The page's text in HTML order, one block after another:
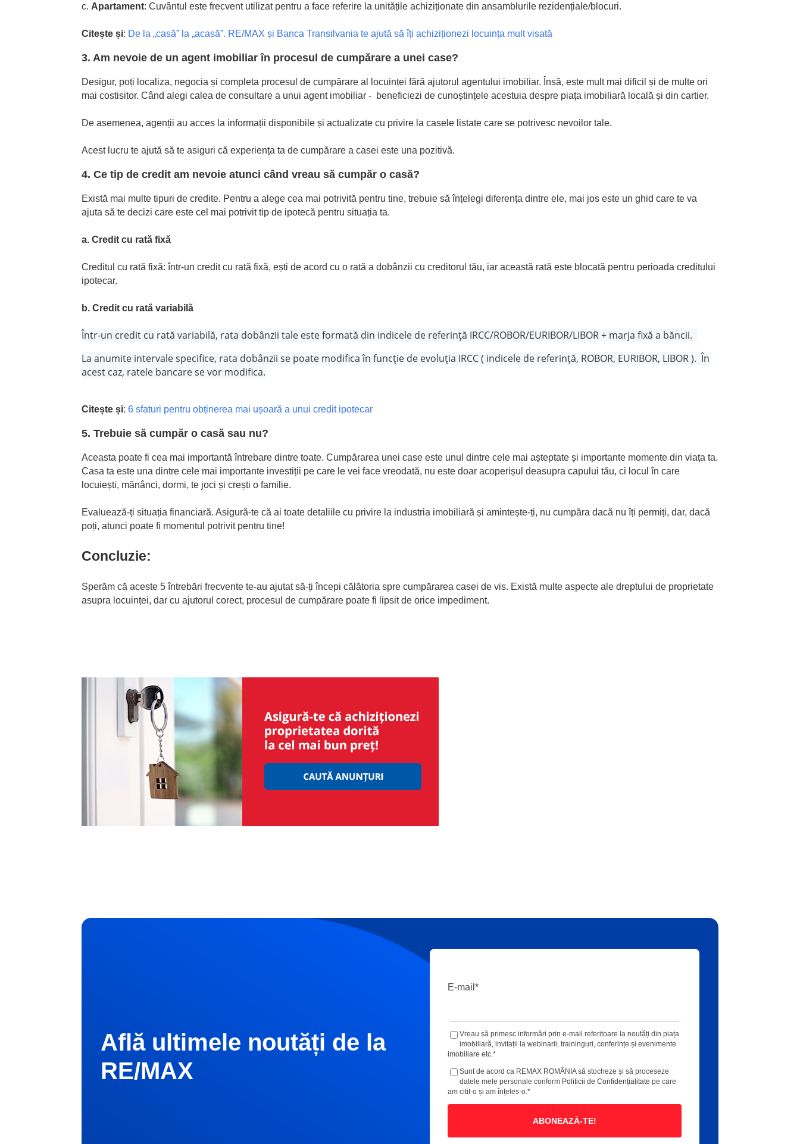
c. Apartament: Cuvântul este frecvent utilizat pentru a face referire la unitățile achiziționate din ansamblurile rezidențiale/blocuri.
Citește și: De la „casă” la „acasă”. RE/MAX și Banca Transilvania te ajută să îți achiziționezi locuința mult visată
3. Am nevoie de un agent imobiliar în procesul de cumpărare a unei case?
Desigur, poți localiza, negocia și completa procesul de cumpărare al locuinței fără ajutorul agentului imobiliar. Însă, este mult mai dificil și de multe ori
mai costisitor. Când alegi calea de consultare a unui agent imobiliar - beneficiezi de cunoștințele acestuia despre piața imobiliară locală și din cartier.
De asemenea, agenții au acces la informații disponibile și actualizate cu privire la casele listate care se potrivesc nevoilor tale.
Acest lucru te ajută să te asiguri că experiența ta de cumpărare a casei este una pozitivă.
4. Ce tip de credit am nevoie atunci când vreau să cumpăr o casă?
Există mai multe tipuri de credite. Pentru a alege cea mai potrivită pentru tine, trebuie să înțelegi diferența dintre ele, mai jos este un ghid care te va
ajuta să te decizi care este cel mai potrivit tip de ipotecă pentru situația ta.
a. Credit cu rată fixă
Creditul cu rată fixă: într-un credit cu rată fixă, ești de acord cu o rată a dobânzii cu creditorul tău, iar această rată este blocată pentru perioada creditului
ipotecar.
b. Credit cu rată variabilă
Într-un credit cu rată variabilă, rata dobânzii tale este formată din indicele de referință IRCC/ROBOR/EURIBOR/LIBOR + marja fixă a băncii.
La anumite intervale specifice, rata dobânzii se poate modifica în funcție de evoluția IRCC ( indicele de referință, ROBOR, EURIBOR, LIBOR ). În
acest caz, ratele bancare se vor modifica.
Citește și: 6 sfaturi pentru obținerea mai ușoară a unui credit ipotecar
5. Trebuie să cumpăr o casă sau nu?
Aceasta poate fi cea mai importantă întrebare dintre toate. Cumpărarea unei case este unul dintre cele mai așteptate și importante momente din viața ta.
Casa ta este una dintre cele mai importante investiții pe care le vei face vreodată, nu este doar acoperișul deasupra capului tău, ci locul în care
locuiești, mănânci, dormi, te joci și crești o familie.
Evaluează-ți situația financiară. Asigură-te că ai toate detaliile cu privire la industria imobiliară și amintește-ți, nu cumpăra dacă nu îți permiți, dar, dacă
poți, atunci poate fi momentul potrivit pentru tine!
Concluzie:
Sperăm că aceste 5 întrebări frecvente te-au ajutat să-ți începi călătoria spre cumpărarea casei de vis. Există multe aspecte ale dreptului de proprietate
asupra locuinței, dar cu ajutorul corect, procesul de cumpărare poate fi lipsit de orice impediment.
Află ultimele noutăți de la
RE/MAX
E-mail*
Vreau să primesc informări prin e-mail referitoare la noutăți din piața
imobiliară, invitații la webinarii, traininguri, conferințe și evenimente
imobiliare etc.*
Sunt de acord ca REMAX ROMÂNIA să stocheze și să proceseze
datele mele personale conform Politicii de Confidențialitate pe care
am citit-o și am înțeles-o.*